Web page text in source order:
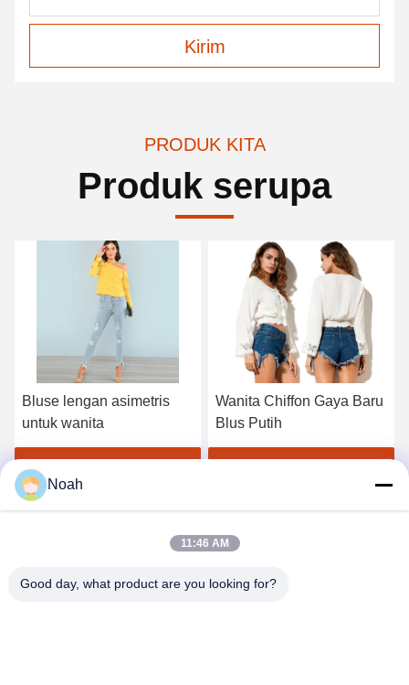
Kirim
PRODUK KITA
Produk serupa
Bluse lengan asimetris
untuk wanita
Dapatkan Harga Terbaik
Wanita Chiffon Gaya Baru
Blus Putih
Noah
11:46 AM
Good day, what product are you looking for?